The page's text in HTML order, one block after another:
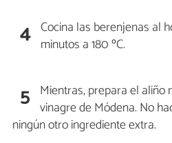
4 Cocina las berenjenas al
minutos a 180 ºC.
5 Mientras, prepara el aliño
vinagre de Módena. No
ningún otro ingrediente extra.